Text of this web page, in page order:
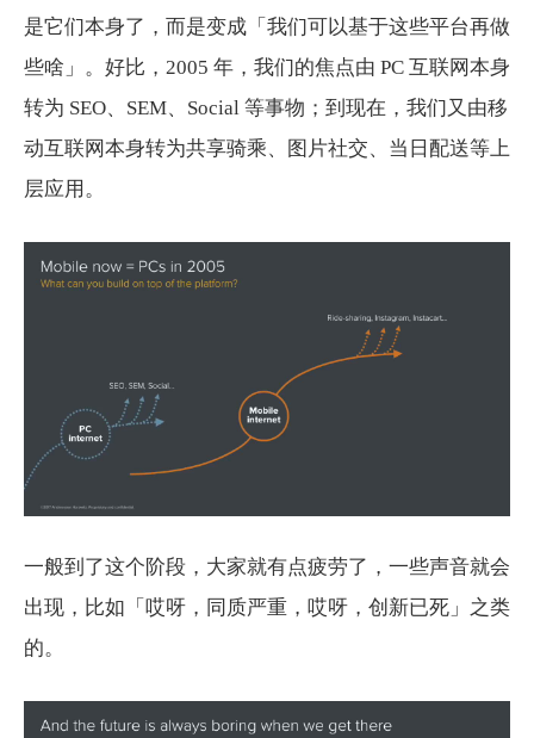
是它们本身了，而是变成「我们可以基于这些平台再做
些啥」。好比，2005 年，我们的焦点由 PC 互联网本身
转为 SEO、SEM、Social 等事物；到现在，我们又由移
动互联网本身转为共享骑乘、图片社交、当日配送等上
层应用。
一般到了这个阶段，大家就有点疲劳了，一些声音就会
出现，比如「哎呀，同质严重，哎呀，创新已死」之类
的。